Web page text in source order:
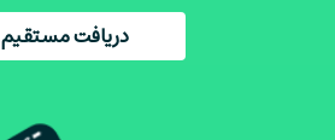
دریافت مستقیم